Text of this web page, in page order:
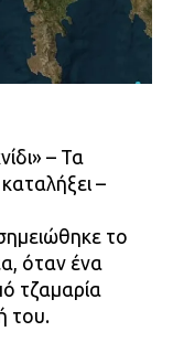
– Τα
–
το
όταν ένα
τζαμαρία
του.